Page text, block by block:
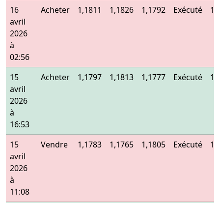
16
avril
2026
à
02:56
Acheter 1,1811 1,1826 1,1792 Exécuté
15
avril
2026
à
16:53
Acheter 1,1797 1,1813 1,1777 Exécuté
15
avril
2026
à
11:08
Vendre 1,1783 1,1765 1,1805 Exécuté